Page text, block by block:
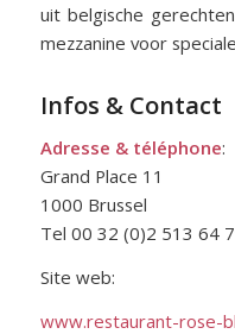
uit belgische
mezzanine voor
Infos & Contact
Adresse & téléphone:
Grand Place 11
1000 Brussel
Tel 00 32 (0)2 513 64
Site web:
www.restaurant-rose-